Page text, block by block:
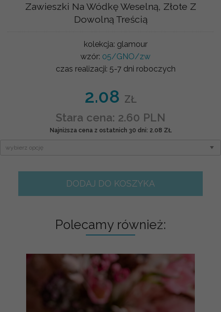
Zawieszki Na Wódkę Weselną, Złote Z
Dowolną Treścią
kolekcja: glamour
wzór: 05/GNO/zw
czas realizacji: 5-7 dni roboczych
2.08 ZŁ
Stara cena: 2.60 PLN
Najniższa cena z ostatnich 30 dni: 2.08 ZŁ
DODAJ DO KOSZYKA
Polecamy również: